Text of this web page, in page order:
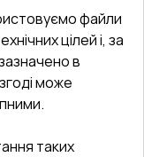
60 кв. 61
файли
цілей і, за
в
може
таких